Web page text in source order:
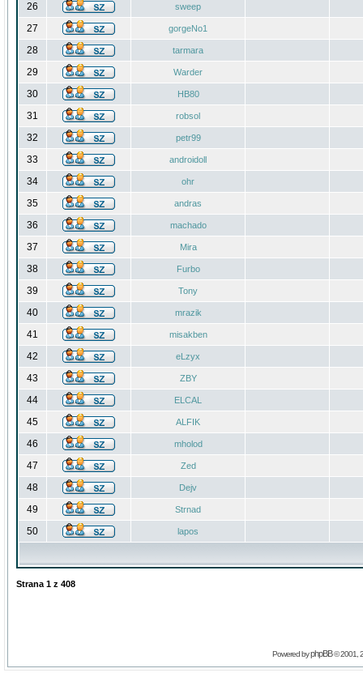
26 sweep
27 gorgeNo1
28 tarmara
29 Warder
30 HB80
31 robsol
32 petr99
33 androidoll
34 ohr
35 andras
36 machado
37 Mira
38 Furbo
39 Tony
40 mrazik
41 misakben
42 eLzyx
43 ZBY
44 ELCAL
45 ALFIK
46 mholod
47 Zed
48 Dejv
49 Strnad
50 lapos
Strana 1 z 408
Powered byphpBB© 2001,